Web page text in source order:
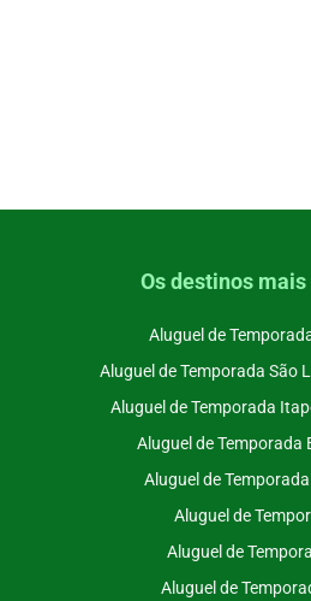
Os destinos
Aluguel de
Aluguel de Temporada São
Aluguel de Temporada
Aluguel de Temporada
Aluguel de
Aluguel de
Aluguel de
Aluguel de